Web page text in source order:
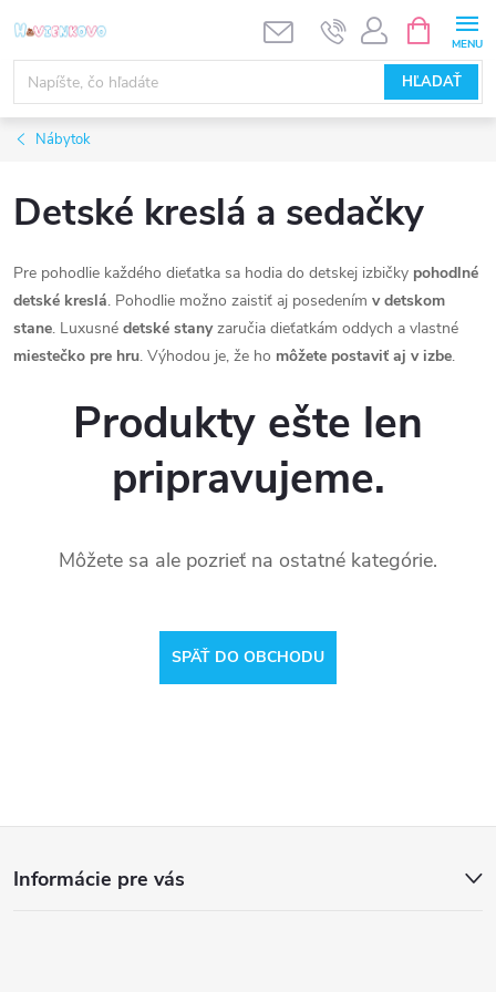
na
obsah
HĽADAŤ
KOŠÍK
Nábytok
Detské kreslá a sedačky
Pre pohodlie každého dieťatka sa hodia do detskej izbičky pohodlné
detské kreslá. Pohodlie možno zaistiť aj posedením v detskom
stane. Luxusné detské stanyzaručia dieťatkám oddych a vlastné
miestečko pre hru. Výhodou je, že ho môžete postaviť aj v izbe.
Produkty ešte len
pripravujeme.
Môžete sa ale pozrieť na ostatné kategórie.
SPÄŤ DO OBCHODU
Informácie pre vás